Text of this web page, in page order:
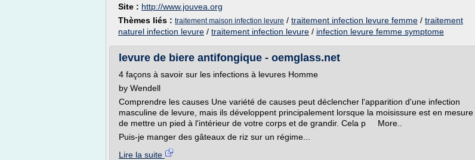
Site : http://www.jouvea.org
Thèmes liés : traitement maison infection levure / traitement infection levure femme / traitement
naturel infection levure / traitement infection levure / infection levure femme symptome
levure de biere antifongique - oemglass.net
4 façons à savoir sur les infections à levures Homme
by Wendell
Comprendre les causes Une variété de causes peut déclencher l'apparition d'une infection
masculine de levure, mais ils développent principalement lorsque la moisissure est en mesure
de mettre un pied à l'intérieur de votre corps et de grandir. Cela p More..
Puis-je manger des gâteaux de riz sur un régime...
Lire la suite